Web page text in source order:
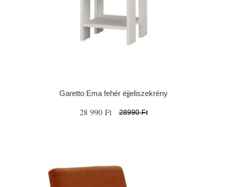
Garetto Ema fehér éjjeliszekrény
28 990 Ft 28990 Ft